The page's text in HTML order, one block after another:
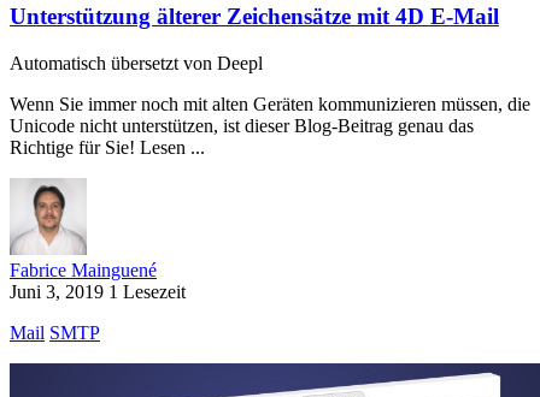
Unterstützung älterer Zeichensätze mit 4D E-Mail
Automatisch übersetzt von Deepl
Wenn Sie immer noch mit alten Geräten kommunizieren müssen, die
Unicode nicht unterstützen, ist dieser Blog-Beitrag genau das
Richtige für Sie! Lesen ...
Fabrice Mainguené
Juni 3, 2019 1 Lesezeit
Mail SMTP